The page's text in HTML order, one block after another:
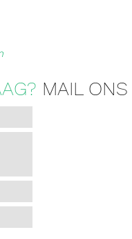
MAIL ONS